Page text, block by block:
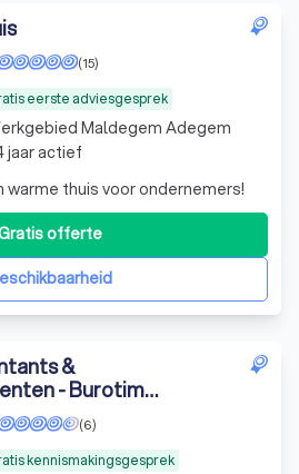
eerste adviesgesprek
(15)
warme thuis voor ondernemers!
offerte
Maldegem Adegem
jaar actief
&
- Burotim
Advisors
kennismakingsgesprek
(6)